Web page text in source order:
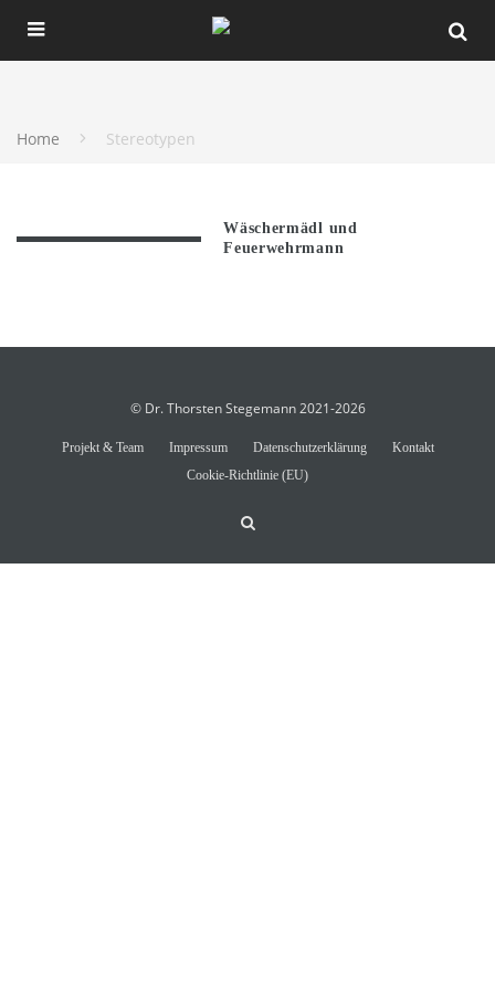
Home Stereotypen
Wäschermädl und
Feuerwehrmann
© Dr. Thorsten Stegemann 2021-2026
Projekt & Team Impressum Datenschutzerklärung
Kontakt
Cookie-Richtlinie (EU)